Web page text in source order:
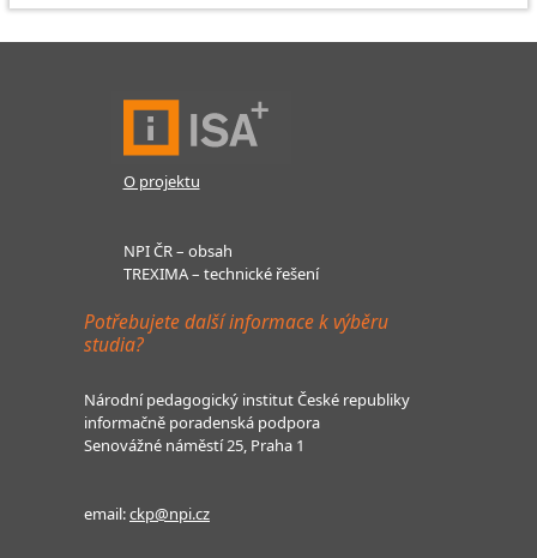
O projektu
NPI ČR – obsah
TREXIMA – technické řešení
Potřebujete další informace k výběru
studia?
Národní pedagogický institut České republiky
informačně poradenská podpora
Senovážné náměstí 25, Praha 1
email:ckp@npi.cz